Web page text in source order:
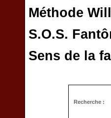
Méthode
S.O.S.
Sens de la
Recherche :